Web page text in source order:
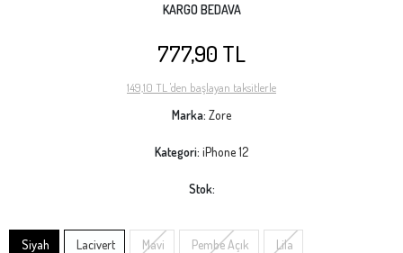
KARGO BEDAVA
777,90 TL
149,10 TL 'den başlayan taksitlerle
Marka: Zore
Kategori: iPhone 12
Stok:
Siyah Lacivert Mavi Pembe Açık Lila